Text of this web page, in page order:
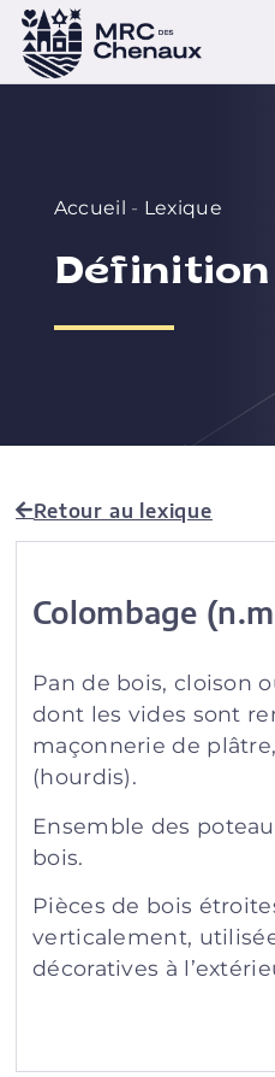
Accueil - Lexique
Définition
Retour au lexique
Colombage
Pan de bois, cloison
dont les vides sont
maçonnerie de
(hourdis).
Ensemble des
bois.
Pièces de bois
verticalement,
décoratives à